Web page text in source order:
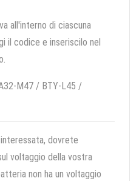
all'interno di ciascuna
il codice e inseriscilo nel
M47 / BTY-L45 /
dovrete
voltaggio della vostra
non ha un voltaggio